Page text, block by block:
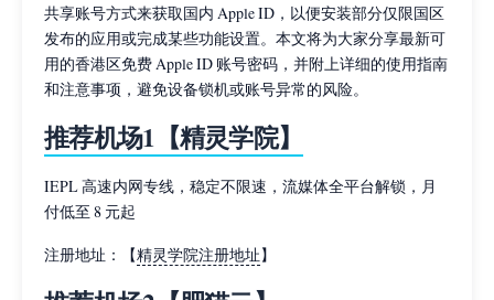
共享账号方式来获取国内 Apple ID，以便安装部分仅限国区
发布的应用或完成某些功能设置。本文将为大家分享最新可
用的香港区免费 Apple ID 账号密码，并附上详细的使用指南
和注意事项，避免设备锁机或账号异常的风险。
推荐机场1【精灵学院】
IEPL 高速内网专线，稳定不限速，流媒体全平台解锁，月
付低至 8 元起
注册地址：【精灵学院注册地址】